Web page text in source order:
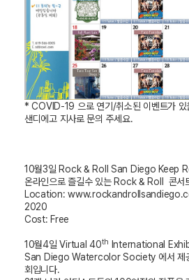
* COVID-19 으로 연기/취소된 이벤트가 있
샌디에고 지사로 문의 주세요.
10월3일 Rock & Roll San Diego Keep
온라인으로 즐길수 있는 Rock & Roll 콘서
Location:
2020
Cost: Free
10월4일Virtual 40th International
San Diego Watercolor Society 에서 제
회입니다.